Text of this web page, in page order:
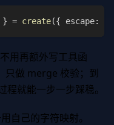
} = create({ escape:
用再额外写工具函
只做 merge 校验；到
就能一步一步踩稳。
自己的字符映射。